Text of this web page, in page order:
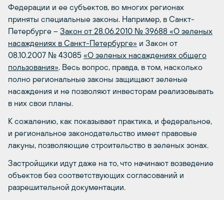
Федерации и ее субъектов, во многих регионах
приняты специальные законы. Например, в Санкт-
Петербурге – Закон от 28.06.2010 № 396­88 «О зеленых
насаждениях в Санкт­-Петербурге» и Закон от
08.10.2007 № 430­85 «О зеленых насаждениях общего
пользования». Весь вопрос, правда, в том, насколько
полно региональные законы защищают зеленые
насаждения и не позволяют инвесторам реализовывать
в них свои планы.
К сожалению, как показывает практика, и федеральное,
и региональное законодательство имеет правовые
лакуны, позволяющие строительство в зеленых зонах.
Застройщики идут даже на то, что начинают возведение
объектов без соответствующих согласований и
разрешительной документации.